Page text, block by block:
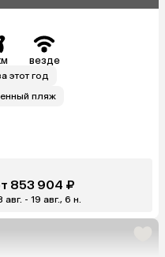
везде
этот год
пляж
853 904 ₽
авг. - 19 авг., 6 н.